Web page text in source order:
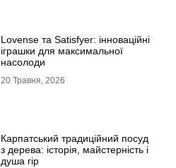
Lovense та Satisfyer: інноваційні
іграшки для максимальної
насолоди
20 Травня, 2026
Карпатський традиційний посуд
з дерева: історія, майстерність і
душа гір